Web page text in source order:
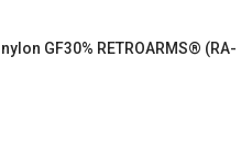
GF30% RETROARMS® (RA-